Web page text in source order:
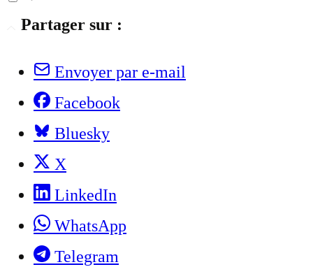
Partager sur :
Envoyer par e-mail
Facebook
Bluesky
X
LinkedIn
WhatsApp
Telegram